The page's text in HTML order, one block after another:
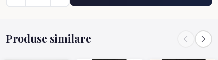
Produse similare